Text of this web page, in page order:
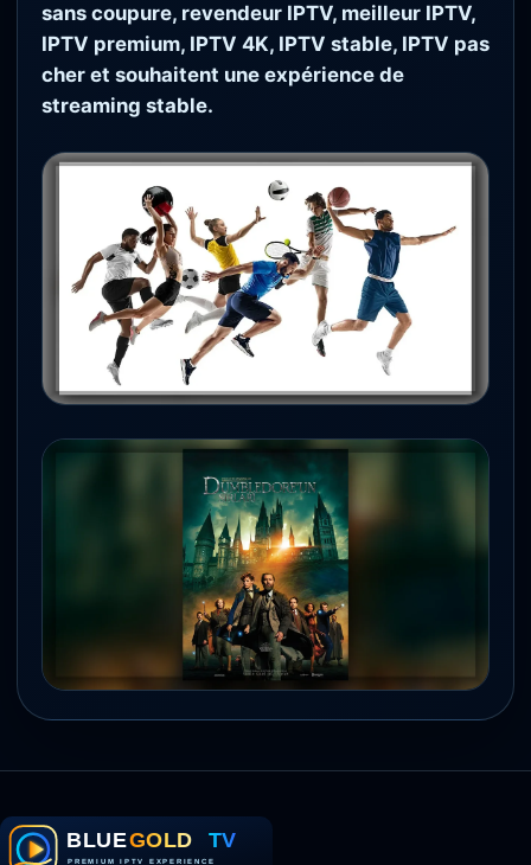
sans coupure, revendeur IPTV, meilleur IPTV,
IPTV premium, IPTV 4K, IPTV stable, IPTV pas
cher et souhaitent une expérience de
streaming stable.